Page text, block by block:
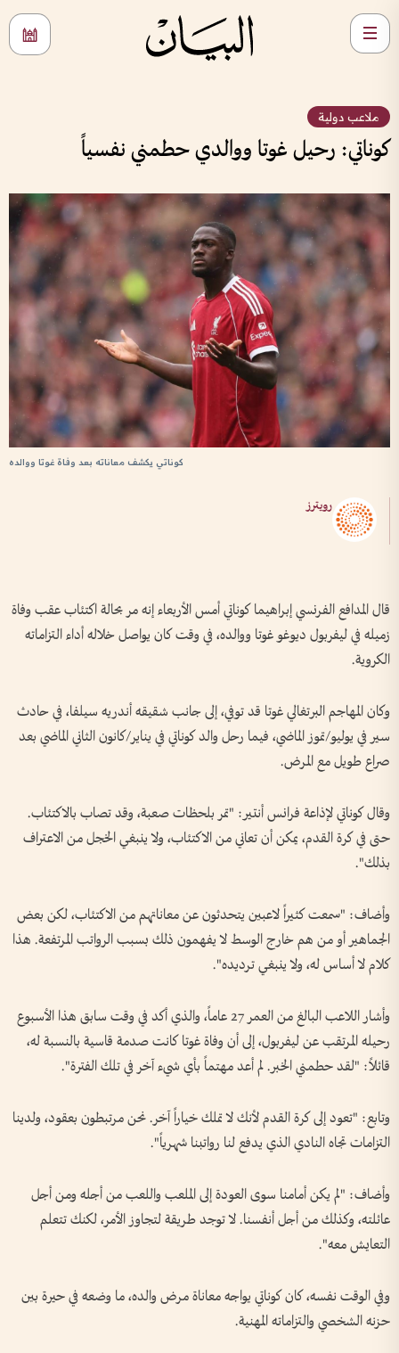
ملاعب دولية
كوناتي: رحيل غوتا ووالدي حطمني نفسياً
كوناتي يكشف معاناته بعد وفاة غوتا ووالده
رويترز
قال المدافع الفرنسي إبراهيما كوناتي أمس الأربعاء إنه مر بحالة اكتئاب عقب وفاة
زميله في ليفربول ديوغو غوتا ووالده، في وقت كان يواصل خلاله أداء التزاماته
الكروية.
وكان المهاجم البرتغالي غوتا قد توفي، إلى جانب شقيقه أندريه سيلفا، في حادث
سير في يوليو/تموز الماضي، فيما رحل والد كوناتي في يناير/كانون الثاني الماضي بعد
صراع طويل مع المرض.
وقال كوناتي لإذاعة فرانس أنتير: "تمر بلحظات صعبة، وقد تصاب بالاكتئاب.
حتى في كرة القدم، يمكن أن تعاني من الاكتئاب، ولا ينبغي الخجل من الاعتراف
بذلك".
وأضاف: "سمعت كثيراً لاعبين يتحدثون عن معاناتهم من الاكتئاب، لكن بعض
الجماهير أو من هم خارج الوسط لا يفهمون ذلك بسبب الرواتب المرتفعة. هذا
كلام لا أساس له، ولا ينبغي ترديده".
وأشار اللاعب البالغ من العمر 27 عاماً، والذي أكد في وقت سابق هذا الأسبوع
رحيله المرتقب عن ليفربول، إلى أن وفاة غوتا كانت صدمة قاسية بالنسبة له،
قائلاً: "لقد حطمني الخبر. لم أعد مهتماً بأي شيء آخر في تلك الفترة".
وتابع: "تعود إلى كرة القدم لأنك لا تملك خياراً آخر. نحن مرتبطون بعقود، ولدينا
التزامات تجاه النادي الذي يدفع لنا رواتبنا شهرياً".
وأضاف: "لم يكن أمامنا سوى العودة إلى الملعب واللعب من أجله ومن أجل
عائلته، وكذلك من أجل أنفسنا. لا توجد طريقة لتجاوز الأمر، لكنك تتعلم
التعايش معه".
وفي الوقت نفسه، كان كوناتي يواجه معاناة مرض والده، ما وضعه في حيرة بين
حزنه الشخصي والتزاماته المهنية.